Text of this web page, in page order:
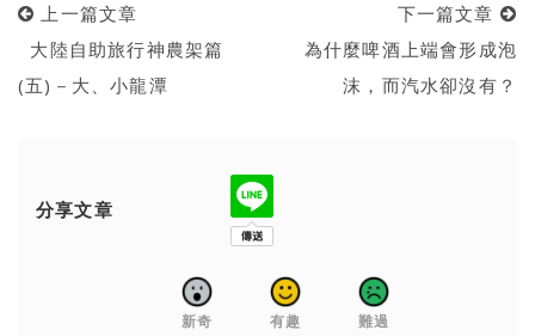
上一篇文章
大陸自助旅行神農架篇
(五)－大、小龍潭
下一篇文章
為什麼啤酒上端會形成泡
沫，而汽水卻沒有？
分享文章
新奇 有趣 難過